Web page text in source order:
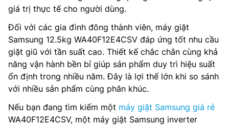
giá trị thực tế cho người dùng.
Đối với các gia đình đông thành viên, máy giặt
Samsung 12.5kg WA40F12E4CSV đáp ứng tốt nhu cầu
giặt giũ với tần suất cao. Thiết kế chắc chắn cùng khả
năng vận hành bền bỉ giúp sản phẩm duy trì hiệu suất
ổn định trong nhiều năm. Đây là lợi thế lớn khi so sánh
với nhiều sản phẩm cùng phân khúc.
Nếu bạn đang tìm kiếm một máy giặt Samsung giá rẻ
WA40F12E4CSV, một máy giặt Samsung inverter